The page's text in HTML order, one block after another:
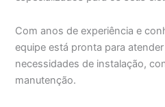
Com anos de experiência e
equipe está pronta para
necessidades de instalação,
manutenção.